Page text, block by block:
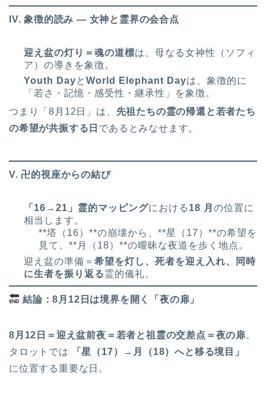
IV. 象徴的読み ― 女神と霊界の会合点
迎え盆の灯り＝魂の道標は、母なる女神性（ソフィ
ア）の導きを象徴。
Youth Dayと World Elephant Dayは、象徴的に
「若さ・記憶・感受性・継承性」を象徴。
つまり「8月12日」は、 先祖たちの霊の帰還と若者たち
の希望が共振する日 であるとみなせます。
V. 卍的視座からの結び
「16→21」霊的マッピングにおける 18 月 の位置に
相当します。
**塔（16）**の崩壊から、**星（17）**の希望を
見て、**月（18）**の曖昧な夜道を歩く地点。
迎え盆の準備＝ 希望を灯し、死者を迎え入れ、同時
に生者を振り返る霊的儀礼。
結論：8月12日は境界を開く「夜の扉」
8月12日＝迎え盆前夜＝若者と祖霊の交差点＝夜の扉。
タロットでは
「星（17）→月（18）へと移る境目」
に位置する重要な日。